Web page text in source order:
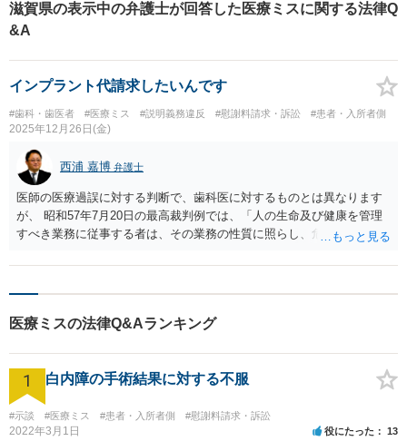
滋賀県の表示中の弁護士が回答した医療ミスに関する法律Q
&A
インプラント代請求したいんです
#歯科・歯医者 #医療ミス #説明義務違反 #慰謝料請求・訴訟 #患者・入所者側
2025年12月26日(金)
西浦 嘉博 弁護士
医師の医療過誤に対する判断で、歯科医に対するものとは異なります
が、 昭和57年7月20日の最高裁判例では、「人の生命及び健康を管理
すべき業務に従事する者は、その業務の性質に照らし、危険防止のた
務の基準となるべきものは、診療当時のいわゆる臨床医学の実践にお
当時のいわゆる臨床医学の実践における医療水準」に照らして判断さ
た）、契約上の債務を履行しなかったという債務不履行に基づく構成
を検討することも可能です。 他方、いずれの請求の場合も、証拠等の
準備が必要となりますので、最寄りの法律事務所で相談されることを
検討ください。 上記、ご参考ください。
医療ミスの法律Q&Aランキング
1 白内障の手術結果に対する不服
#示談 #医療ミス #患者・入所者側 #慰謝料請求・訴訟
2022年3月1日 役にたった 13